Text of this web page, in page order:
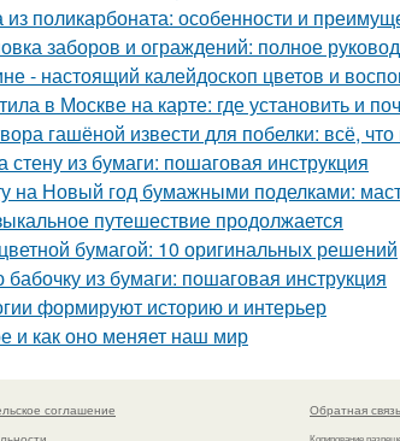
поликарбоната: особенности и
заборов и ограждений: полное
- настоящий калейдоскоп цветов и
в Москве на карте: где установить и
гашёной извести для побелки: всё, что
стену из бумаги: пошаговая инструкция
на Новый год бумажными поделками:
путешествие продолжается
бумагой: 10 оригинальных решений
бабочку из бумаги: пошаговая инструкция
формируют историю и интерьер
и как оно меняет наш мир
соглашение
Обратная связь
Копирование